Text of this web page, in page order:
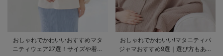
おしゃれでかわいいおすすめマタ
ニティウェア27選！サイズや着る
おしゃれでかわいい!マタニティパ
ジャマおすすめ9選｜選び方もあわ